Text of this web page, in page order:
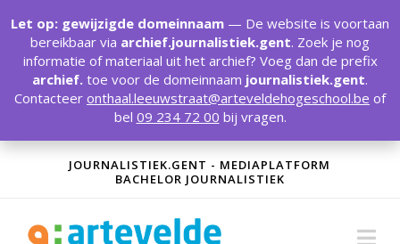
JOURNALISTIEK.GENT - MEDIAPLATFORM
BACHELOR JOURNALISTIEK
Let op: gewijzigde domeinnaam — De website is voortaan
bereikbaar via archief.journalistiek.gent. Zoek je nog
informatie of materiaal uit het archief? Voeg dan de prefix
archief. toe voor de domeinnaam journalistiek.gent.
Contacteer onthaal.leeuwstraat@arteveldehogeschool.be of
bel 09 234 72 00 bij vragen.